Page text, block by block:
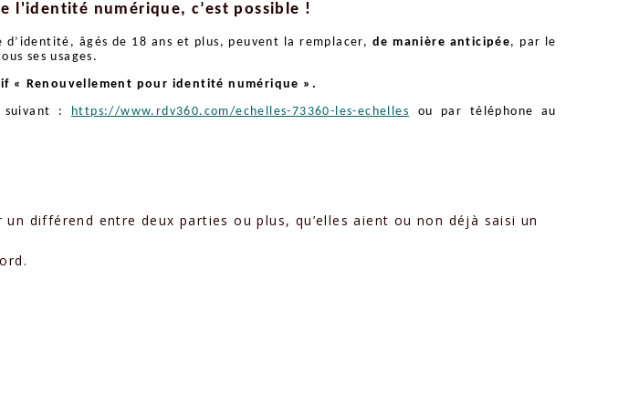
l'identité numérique, c’est possible !
âgés de 18 ans et plus, peuvent la remplacer, de manière anticipée, par le
ses usages.
« Renouvellement pour identité numérique ».
suivant : https://www.rdv360.com/echelles-73360-les-echelles
ou par téléphone au
différend entre deux parties ou plus, qu’elles aient ou non déjà saisi un